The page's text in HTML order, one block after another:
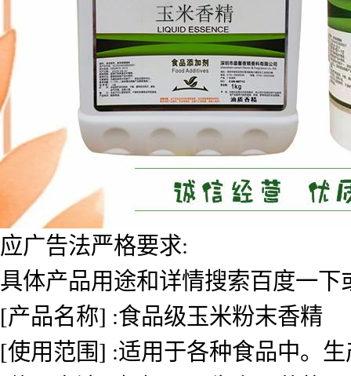
应广告法严格要求:
具体产品用途和详情搜索百度一
[产品名称] :食品级玉米粉末香精
[使用范围] :适用于各种食品中。